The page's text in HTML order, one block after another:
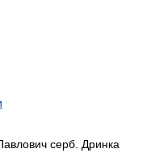
серб. Дринка